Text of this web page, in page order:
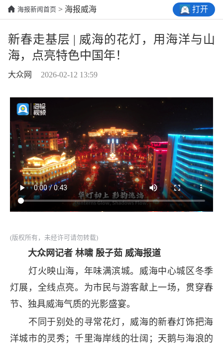
海报新闻首页 > 海报威海 打开
新春走基层 | 威海的花灯，用海洋与山
海，点亮特色中国年！
大众网 2026-02-12 13:59
(版权所有，未经许可请勿转载)
大众网记者 林啸 殷子茹 威海报道
灯火映山海，年味满滨城。威海中心城区冬季
灯展，全线点亮。为市民与游客献上一场，贯穿春
节、独具威海气质的光影盛宴。
不同于别处的寻常花灯，威海的新春灯饰把海
洋城市的灵秀；千里海岸线的壮阔；天鹅与海浪的